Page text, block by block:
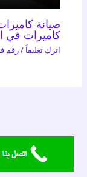
كاميرات في
اترك تعليقاً/رقم